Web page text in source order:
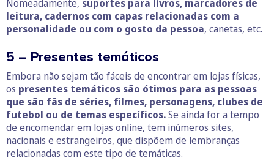
Nomeadamente, suportes para livros, marcadores de
leitura, cadernos com capas relacionadas com a
personalidade ou com o gosto da pessoa, canetas, etc.
5 – Presentes temáticos
Embora não sejam tão fáceis de encontrar em lojas físicas,
os presentes temáticos são ótimos para as pessoas
que são fãs de séries, filmes, personagens, clubes de
futebol ou de temas específicos.Se ainda for a tempo
de encomendar em lojas online, tem inúmeros sites,
nacionais e estrangeiros, que dispõem de lembranças
relacionadas com este tipo de temáticas.